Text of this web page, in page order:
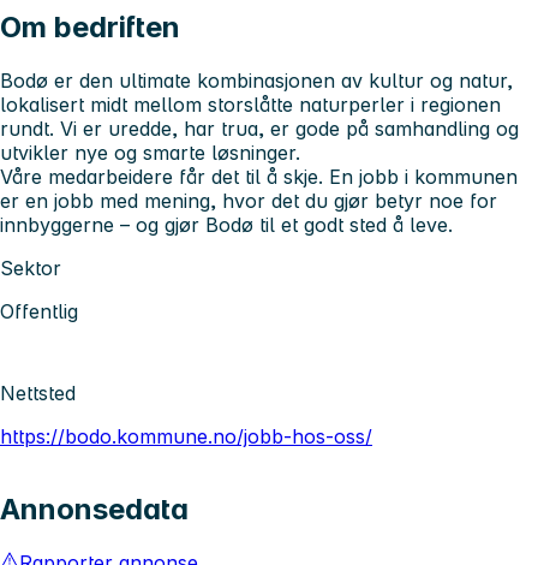
Om bedriften
Bodø er den ultimate kombinasjonen av kultur og natur,
lokalisert midt mellom storslåtte naturperler i regionen
rundt. Vi er uredde, har trua, er gode på samhandling og
utvikler nye og smarte løsninger.
Våre medarbeidere får det til å skje. En jobb i kommunen
er en jobb med mening, hvor det du gjør betyr noe for
innbyggerne – og gjør Bodø til et godt sted å leve.
Sektor
Offentlig
Nettsted
https://bodo.kommune.no/jobb-hos-oss/
Annonsedata